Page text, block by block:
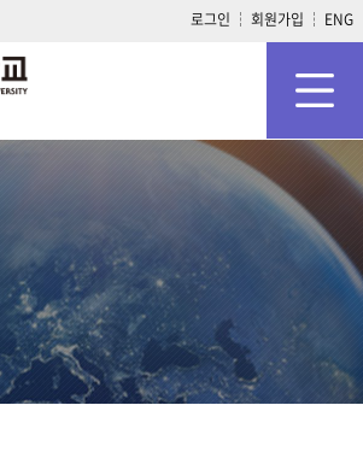
로그인 회원가입 ENG